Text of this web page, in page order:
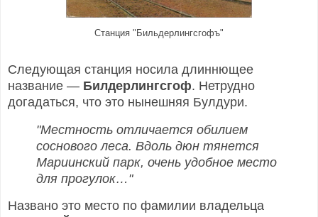
Станция "Бильдерлингсгофъ"
Следующая станция носила длиннющее
название — Билдерлингсгоф. Нетрудно
догадаться, что это нынешняя Булдури.
"Местность отличается обилием
соснового леса. Вдоль дюн тянется
Мариинский парк, очень удобное место
для прогулок…"
Названо это место по фамилии владельца